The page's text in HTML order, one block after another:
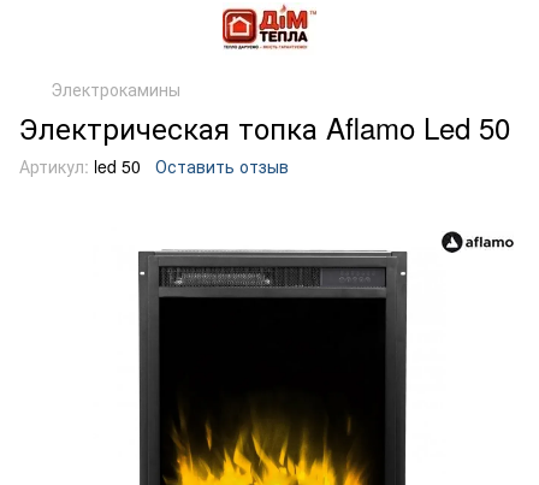
Электрокамины
Электрическая топка Aflamo Led 50
Артикул: led 50 Оставить отзыв